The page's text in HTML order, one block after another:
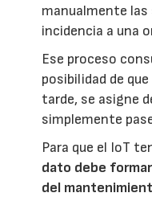
manualmente las
incidencia a una
Ese proceso
posibilidad de
tarde, se asigne
simplemente
Para que el IoT
dato debe
del